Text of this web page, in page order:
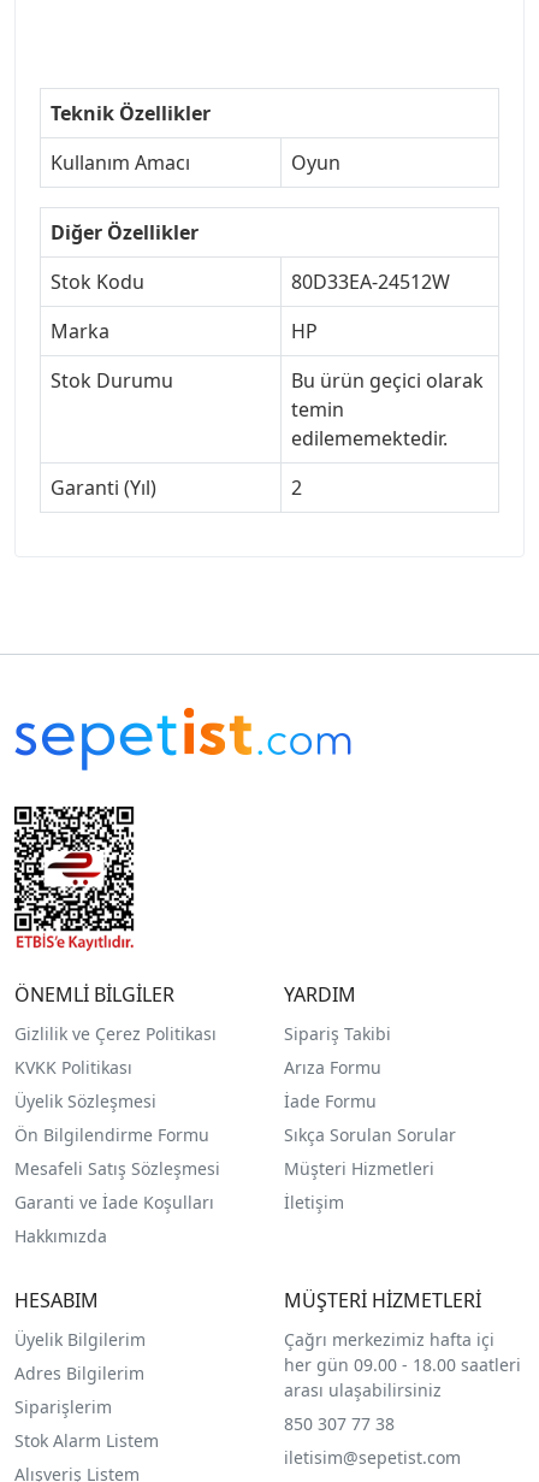
Teknik Özellikler
Kullanım Amacı
Oyun
Diğer Özellikler
Stok Kodu
80D33EA-24512W
Marka
HP
Stok Durumu
Bu ürün geçici olarak
temin
edilememektedir.
Garanti (Yıl)
2
ÖNEMLİ BİLGİLER
Gizlilik ve Çerez Politikası
KVKK Politikası
Üyelik Sözleşmesi
Ön Bilgilendirme Formu
Mesafeli Satış Sözleşmesi
Garanti ve İade Koşulları
Hakkımızda
YARDIM
Sipariş Takibi
Arıza Formu
İade Formu
Sıkça Sorulan Sorular
Müşteri Hizmetleri
İletişim
HESABIM
Üyelik Bilgilerim
Adres Bilgilerim
Siparişlerim
Stok Alarm Listem
Alışveriş Listem
MÜŞTERİ HİZMETLERİ
Çağrı merkezimiz hafta içi
her gün 09.00 - 18.00 saatleri
arası ulaşabilirsiniz
850 307 77 38
iletisim@sepetist.com